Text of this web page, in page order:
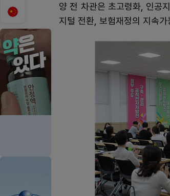
양 전 차관은 초고령화, 인공
지털 전환, 보험재정의 지속